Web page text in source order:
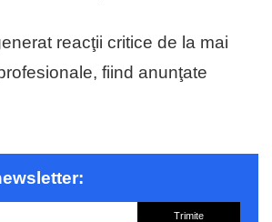
reacţii critice de la mai
fiind anunţate
Trimite